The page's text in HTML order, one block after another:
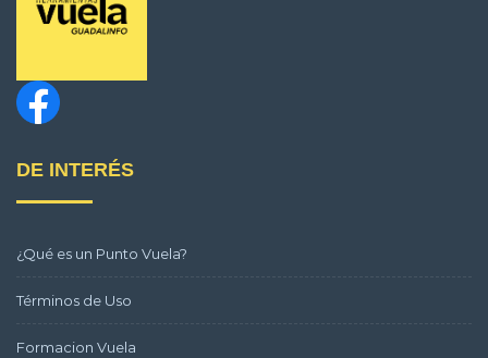
DE INTERÉS
¿Qué es un Punto Vuela?
Términos de Uso
Formacion Vuela